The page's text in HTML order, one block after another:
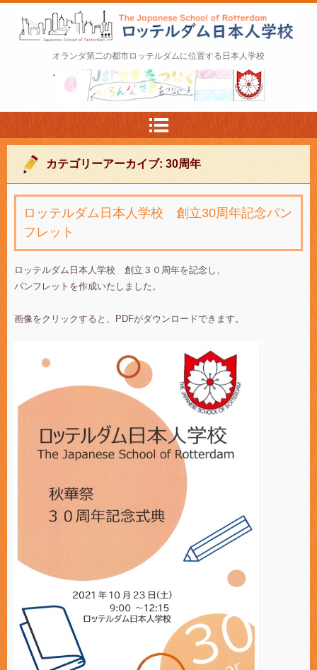
ロッテルダム日本人学校 The Japanese Schoo
l of Rotterdam
オランダ第二の都市ロッテルダムに位置する日本人学校
カテゴリーアーカイブ: 30周年
ロッテルダム日本人学校 創立30周年記念パン
フレット
ロッテルダム日本人学校 創立３０周年を記念し、
パンフレットを作成いたしました。
画像をクリックすると、PDFがダウンロードできます。